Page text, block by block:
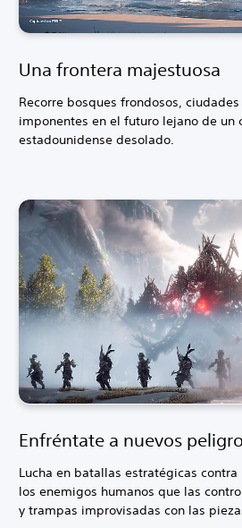
Una frontera majestuosa
Recorre bosques frondosos,
imponentes en el futuro lejano de un
estadounidense desolado.
Enfréntate a nuevos
Lucha en batallas estratégicas
los enemigos humanos que las
y trampas improvisadas con las